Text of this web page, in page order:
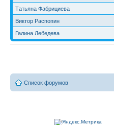
Татьяна Фабрициева
Виктор Распопин
Галина Лебедева
Список форумов